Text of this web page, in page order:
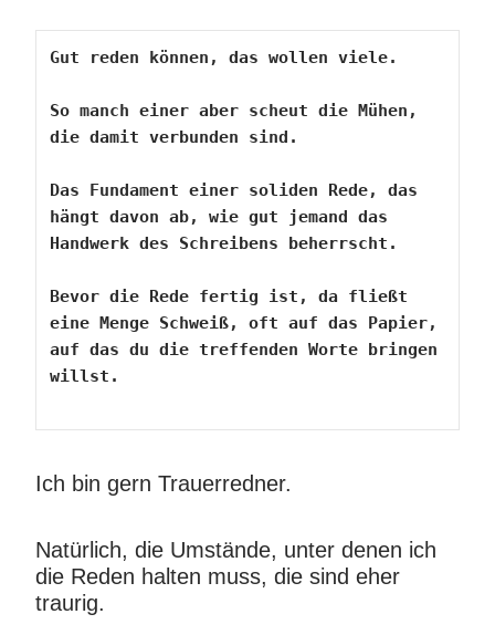
Gut reden können, das wollen viele.
So manch einer aber scheut die Mühen,
die damit verbunden sind.
Das Fundament einer soliden Rede, das
hängt davon ab, wie gut jemand das
Handwerk des Schreibens beherrscht.
Bevor die Rede fertig ist, da fließt
eine Menge Schweiß, oft auf das Papier,
auf das du die treffenden Worte bringen
willst.
Ich bin gern Trauerredner.
Natürlich, die Umstände, unter denen ich
die Reden halten muss, die sind eher
traurig.